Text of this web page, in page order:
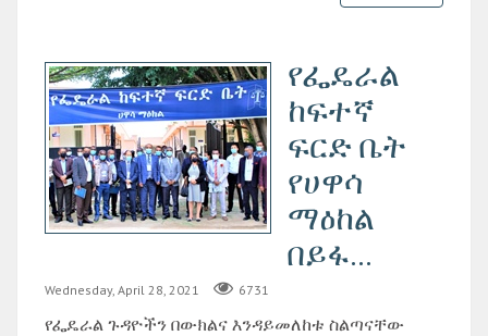
የፌዴራል
ከፍተኛ
ፍርድ ቤት
የሀዋሳ
ማዕከል
በይፋ...
Wednesday, April 28, 2021 6731
የፌዴራል ጉዳዮችን በውክልና እንዳይመለከቱ ስልጣናቸው